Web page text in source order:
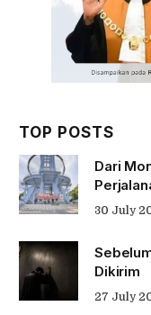
TOP POSTS
Dari
30 July
Dikirim
27 July